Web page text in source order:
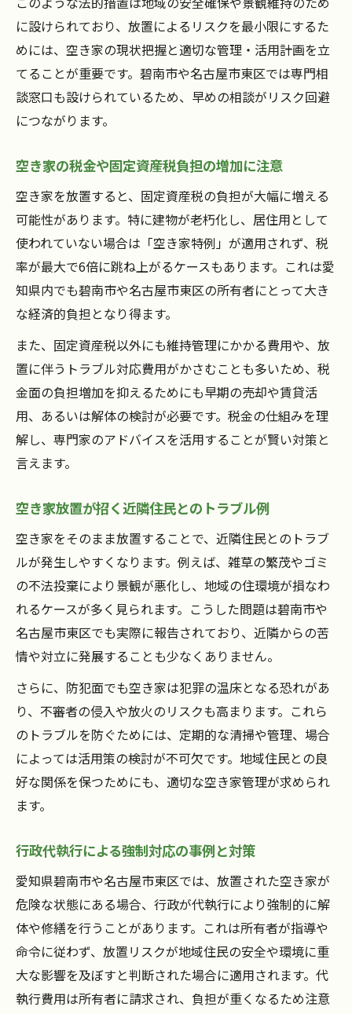
に設けられており、放置によるリスクを最小限にするた
めには、空き家の現状把握と適切な管理・活用計画を立
てることが重要です。碧南市や名古屋市東区では専門相
談窓口も設けられているため、早めの相談がリスク回避
につながります。
空き家の税金や固定資産税負担の増加に注意
空き家を放置すると、固定資産税の負担が大幅に増える
可能性があります。特に建物が老朽化し、居住用として
使われていない場合は「空き家特例」が適用されず、税
率が最大で6倍に跳ね上がるケースもあります。これは愛
知県内でも碧南市や名古屋市東区の所有者にとって大き
な経済的負担となり得ます。
また、固定資産税以外にも維持管理にかかる費用や、放
置に伴うトラブル対応費用がかさむことも多いため、税
金面の負担増加を抑えるためにも早期の売却や賃貸活
用、あるいは解体の検討が必要です。税金の仕組みを理
解し、専門家のアドバイスを活用することが賢い対策と
言えます。
空き家放置が招く近隣住民とのトラブル例
空き家をそのまま放置することで、近隣住民とのトラブ
ルが発生しやすくなります。例えば、雑草の繁茂やゴミ
の不法投棄により景観が悪化し、地域の住環境が損なわ
れるケースが多く見られます。こうした問題は碧南市や
名古屋市東区でも実際に報告されており、近隣からの苦
情や対立に発展することも少なくありません。
さらに、防犯面でも空き家は犯罪の温床となる恐れがあ
り、不審者の侵入や放火のリスクも高まります。これら
のトラブルを防ぐためには、定期的な清掃や管理、場合
によっては活用策の検討が不可欠です。地域住民との良
好な関係を保つためにも、適切な空き家管理が求められ
ます。
行政代執行による強制対応の事例と対策
愛知県碧南市や名古屋市東区では、放置された空き家が
危険な状態にある場合、行政が代執行により強制的に解
体や修繕を行うことがあります。これは所有者が指導や
命令に従わず、放置リスクが地域住民の安全や環境に重
大な影響を及ぼすと判断された場合に適用されます。代
執行費用は所有者に請求され、負担が重くなるため注意